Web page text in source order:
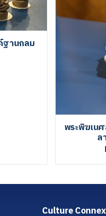
ฐานกลม
พระพิฆเน
ล
Culture Connex